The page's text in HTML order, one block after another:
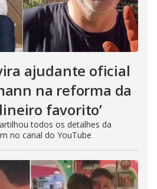
ajudante oficial
na reforma da
favorito’
todos os detalhes da
no canal do YouTube